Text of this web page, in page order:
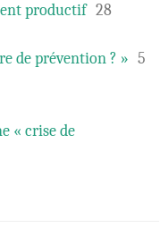
productif 28
de prévention ? » 5
« crise de